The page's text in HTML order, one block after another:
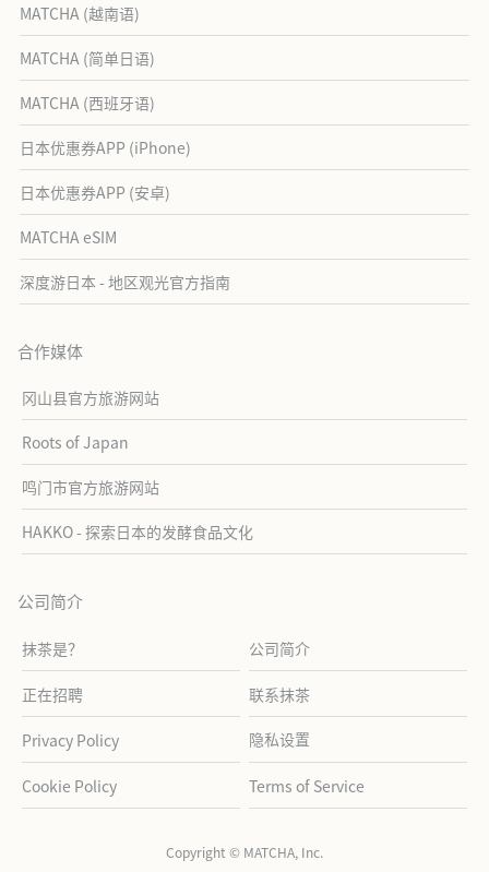
MATCHA (越南语)
MATCHA (简单日语)
MATCHA (西班牙语)
日本优惠券APP (iPhone)
日本优惠券APP (安卓)
MATCHA eSIM
深度游日本 - 地区观光官方指南
合作媒体
冈山县官方旅游网站
Roots of Japan
鸣门市官方旅游网站
HAKKO - 探索日本的发酵食品文化
公司简介
抹茶是？ 公司简介
正在招聘 联系抹茶
Privacy Policy 隐私设置
Cookie Policy Terms of Service
Copyright © MATCHA, Inc.